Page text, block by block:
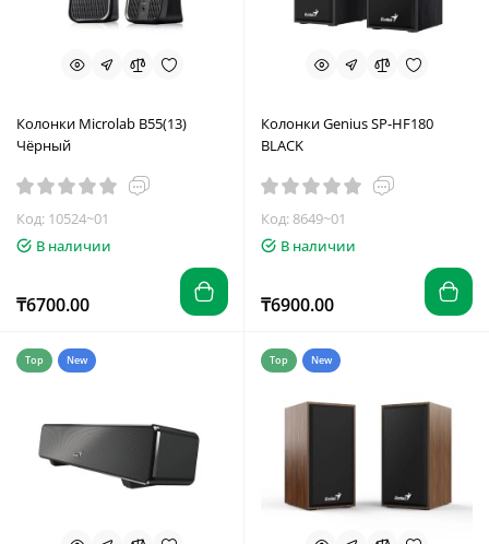
Колонки Microlab B55(13)
Чёрный
Код: 10524~01
В наличии
₸6700.00
Колонки Genius SP-HF180
BLACK
Код: 8649~01
В наличии
₸6900.00
Top New Top New